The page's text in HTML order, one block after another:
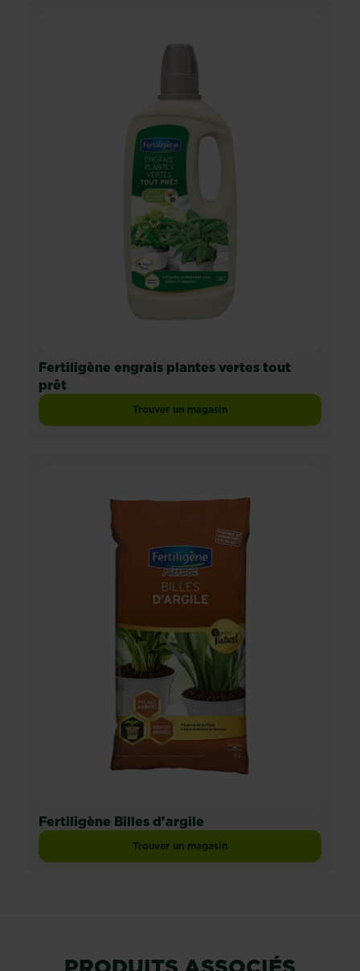
Fertiligène engrais plantes vertes tout
prêt
Trouver un magasin
Fertiligène Billes d'argile
Trouver un magasin